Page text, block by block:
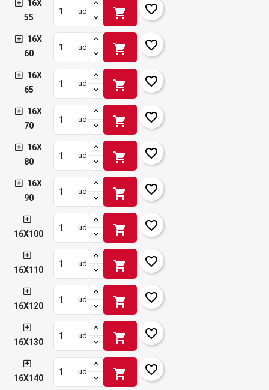
16X
55
ud shopping_cart favorite_border
16X
60
ud shopping_cart favorite_border
16X
65
ud shopping_cart favorite_border
16X
70
ud shopping_cart favorite_border
16X
80
ud shopping_cart favorite_border
16X
90
ud shopping_cart favorite_border
16X100
ud shopping_cart favorite_border
16X110
ud shopping_cart favorite_border
16X120
ud shopping_cart favorite_border
16X130
ud shopping_cart favorite_border
16X140
ud shopping_cart favorite_border